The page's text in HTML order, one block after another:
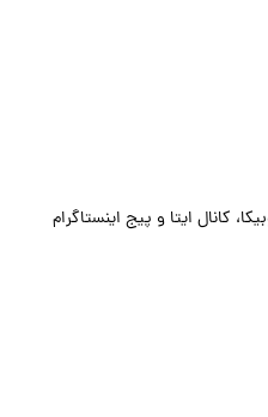
کانال ایتا و پیج اینستاگرام